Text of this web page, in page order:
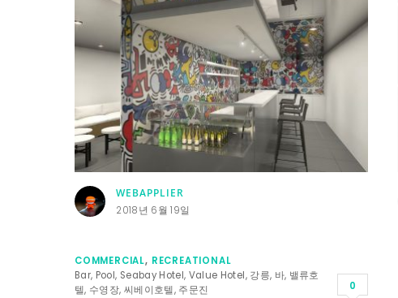
WEBAPPLIER
2018년 6월 19일
COMMERCIAL, RECREATIONAL
Bar, Pool, Seabay Hotel, Value Hotel, 강릉, 바, 밸류호
텔, 수영장, 씨베이호텔, 주문진 0